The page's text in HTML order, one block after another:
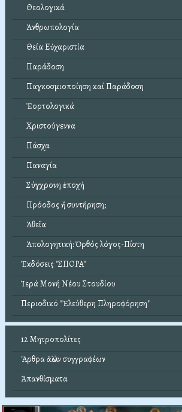
Θεολογικά
Ἀνθρωπολογία
Θεία Εὐχαριστία
Παράδοση
Παγκοσμιοποίηση καί Παράδοση
Ἑορτολογικά
Χριστούγεννα
Πάσχα
Παναγία
Σύγχρονη ἐποχή
Πρόοδος ἤ συντήρηση;
Ἀθεΐα
Ἀπολογητική: Ὀρθός λόγος-Πίστη
Ἐκδόσεις "ΣΠΟΡΑ"
Ἱερά Μονή Νέου Στουδίου
Περιοδικό "Ἐλεύθερη Πληροφόρηση"
12 Μητροπολίτες
Ἄρθρα ἄλλων συγγραφέων
Ἀπανθίσματα